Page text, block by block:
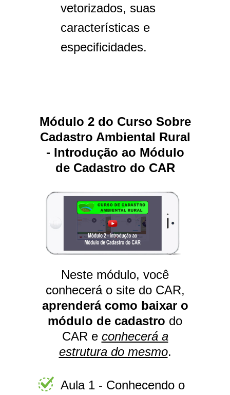
vetorizados, suas
características e
especificidades.
Módulo 2 do Curso Sobre
Cadastro Ambiental Rural
- Introdução ao Módulo
de Cadastro do CAR
Neste módulo, você
conhecerá o site do CAR,
aprenderá como baixar o
módulo de cadastro do
CAR e conhecerá a
estrutura do mesmo.
Aula 1 - Conhecendo o